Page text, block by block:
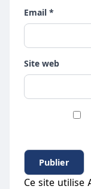
Email *
Site web
Ce site utilise